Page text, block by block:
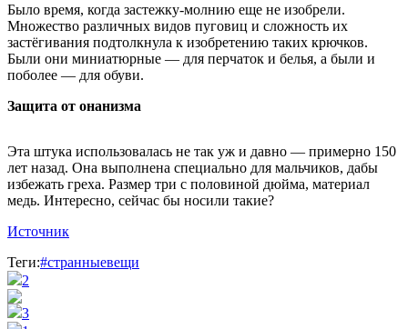
Было время, когда застежку-молнию еще не изобрели.
Множество различных видов пуговиц и сложность их
застёгивания подтолкнула к изобретению таких крючков.
Были они миниатюрные — для перчаток и белья, а были и
поболее — для обуви.
Защита от онанизма
Эта штука использовалась не так уж и давно — примерно 150
лет назад. Она выполнена специально для мальчиков, дабы
избежать греха. Размер три с половиной дюйма, материал
медь. Интересно, сейчас бы носили такие?
Источник
Теги:#странныевещи
2
3